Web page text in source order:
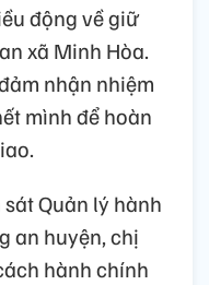
động về giữ
xã Minh Hòa.
nhận nhiệm
mình để hoàn
Quản lý hành
an huyện, chị
hành chính